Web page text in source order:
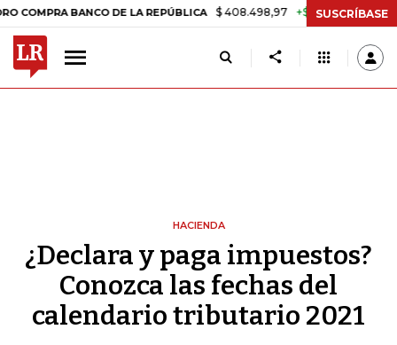
DE LA REPÚBLICA $ 408.498,97 +$ 8.753,81 +2,19% TASA
SUSCRÍBASE
HACIENDA
¿Declara y paga impuestos?
Conozca las fechas del
calendario tributario 2021